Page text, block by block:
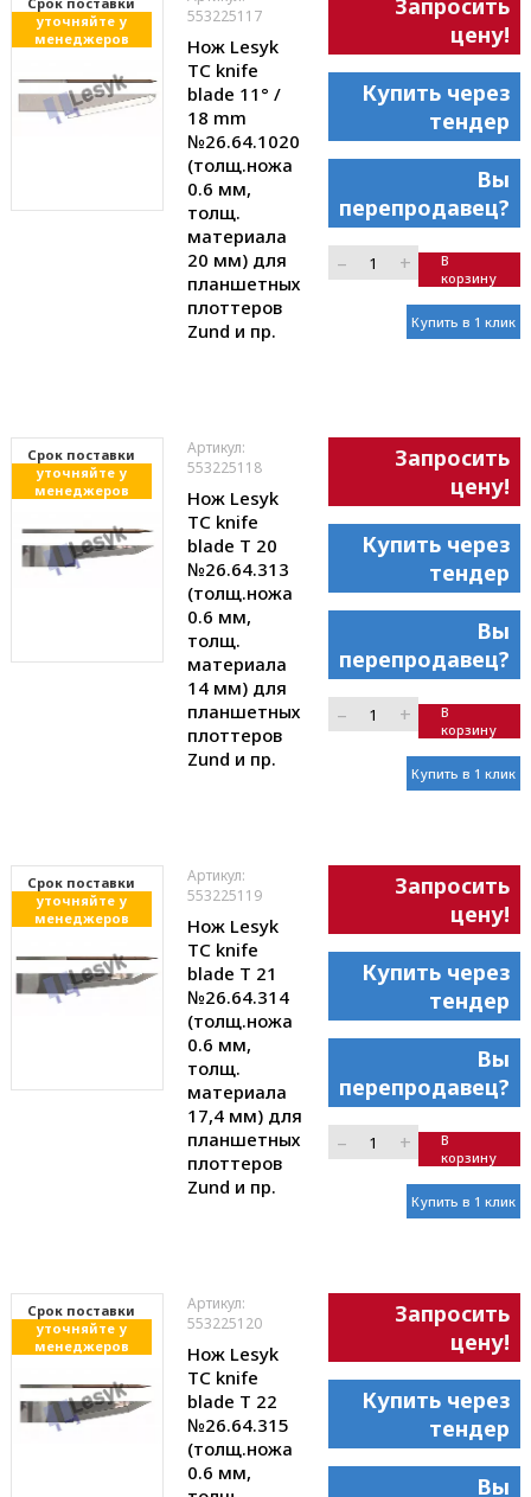
уточняйте у
менеджеров
553225117
Нож Lesyk
TC knife
blade 11° /
18 mm
№26.64.1020
(толщ.ножа
0.6 мм,
толщ.
материала
20 мм) для
планшетных
плоттеров
Zund и пр.
Запросить
цену!
Купить через
тендер
Вы
перепродавец?
– +
В
корзину
Купить в 1 клик
Cрок поставки
уточняйте у
менеджеров
Артикул:
553225118
Нож Lesyk
TC knife
blade T 20
№26.64.313
(толщ.ножа
0.6 мм,
толщ.
материала
14 мм) для
планшетных
плоттеров
Zund и пр.
Запросить
цену!
Купить через
тендер
Вы
перепродавец?
– +
В
корзину
Купить в 1 клик
Cрок поставки
уточняйте у
менеджеров
Артикул:
553225119
Нож Lesyk
TC knife
blade T 21
№26.64.314
(толщ.ножа
0.6 мм,
толщ.
материала
17,4 мм) для
планшетных
плоттеров
Zund и пр.
Запросить
цену!
Купить через
тендер
Вы
перепродавец?
– +
В
корзину
Купить в 1 клик
Cрок поставки
уточняйте у
менеджеров
Артикул:
553225120
Нож Lesyk
TC knife
blade T 22
№26.64.315
(толщ.ножа
0.6 мм,
Запросить
цену!
Купить через
тендер
Вы